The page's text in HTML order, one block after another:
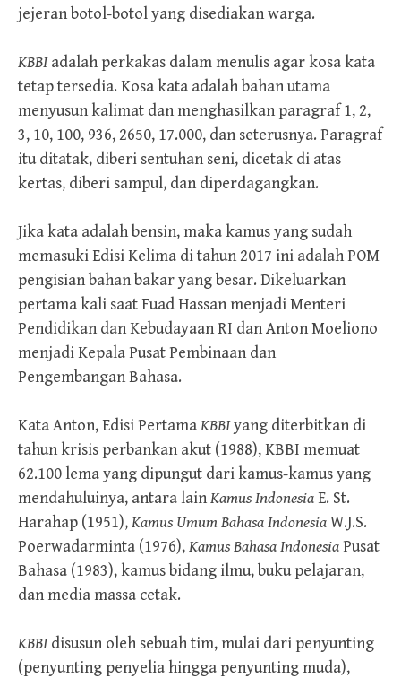
jejeran botol-botol yang disediakan warga.
KBBIadalah perkakas dalam menulis agar kosa kata
tetap tersedia. Kosa kata adalah bahan utama
menyusun kalimat dan menghasilkan paragraf 1, 2,
3, 10, 100, 936, 2650, 17.000, dan seterusnya. Paragraf
itu ditatak, diberi sentuhan seni, dicetak di atas
kertas, diberi sampul, dan diperdagangkan.
Jika kata adalah bensin, maka kamus yang sudah
memasuki Edisi Kelima di tahun 2017 ini adalah POM
pengisian bahan bakar yang besar. Dikeluarkan
pertama kali saat Fuad Hassan menjadi Menteri
Pendidikan dan Kebudayaan RI dan Anton Moeliono
menjadi Kepala Pusat Pembinaan dan
Pengembangan Bahasa.
Kata Anton, Edisi PertamaKBBIyang diterbitkan di
tahun krisis perbankan akut (1988), KBBI memuat
62.100 lema yang dipungut dari kamus-kamus yang
mendahuluinya, antara lainKamus IndonesiaE. St.
Harahap (1951),Kamus Umum Bahasa IndonesiaW.J.S.
Poerwadarminta (1976),Kamus Bahasa IndonesiaPusat
Bahasa (1983), kamus bidang ilmu, buku pelajaran,
dan media massa cetak.
KBBIdisusun oleh sebuah tim, mulai dari penyunting
(penyunting penyelia hingga penyunting muda),